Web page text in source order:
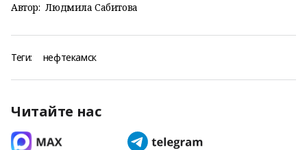
Автор: Людмила Сабитова
Теги: нефтекамск
Читайте нас